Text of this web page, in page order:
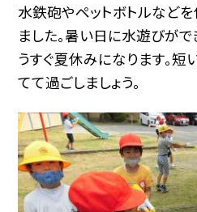
水鉄砲やペットボトルなど
ました。暑い日に水遊びがで
うすぐ夏休みになります。
てて過ごしましょう。